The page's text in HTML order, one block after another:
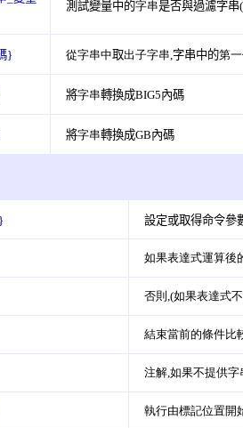
測試變量中的字串是否與過濾字串
} 從字串中取出子字串,字串中的第
將字串轉換成BIG5內碼
將字串轉換成GB內碼
} 設定或取得命令參
如果表達式運算後
否則,(如果表達式
結束當前的條件比
注解,如果不提供
執行由標記位置開